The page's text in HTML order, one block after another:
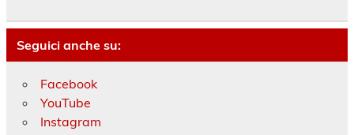
Seguici anche su:
Facebook
YouTube
Instagram